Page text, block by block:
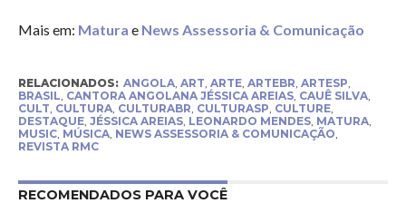
Mais em: Matura e News Assessoria & Comunicação
RELACIONADOS: ANGOLA, ART ARTE, ARTEBR ARTESP
BRASIL CANTORA ANGOLANA JÉSSICA AREIAS, CAUÊ SILVA,
CULT CULTURA, CULTURABR CULTURASP CULTURE,
DESTAQUE, JÉSSICA AREIAS, LEONARDO MENDES, MATURA,
MUSIC, MÚSICA, NEWS ASSESSORIA & COMUNICAÇÃO
REVISTA RMC
RECOMENDADOS PARA VOCÊ